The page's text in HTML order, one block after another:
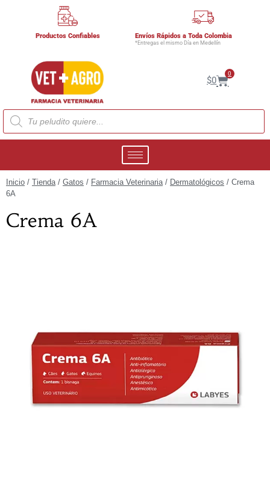
Productos Confiables Envíos Rápidos a Toda Colombia
*Entregas el mismo Día en Medellín
$0
0
Inicio / Tienda/ Gatos / Farmacia Veterinaria/ Dermatológicos / Crema
6A
Crema 6A